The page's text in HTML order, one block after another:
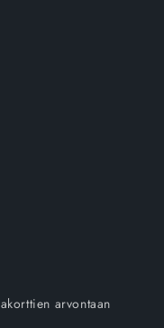
arvontaan